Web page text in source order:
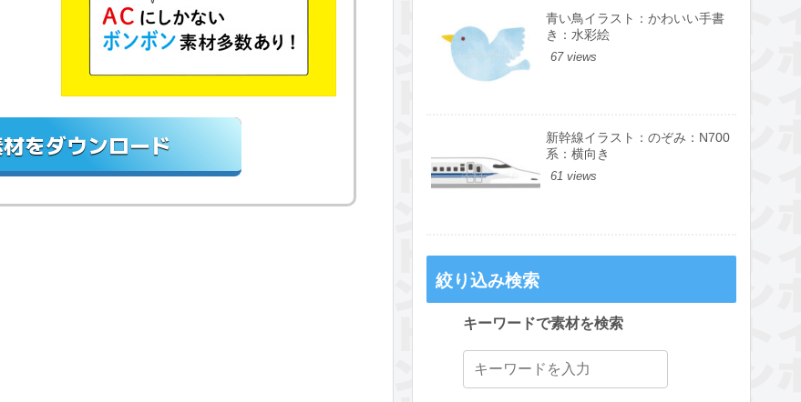
をダウンロード
青い鳥イラスト：かわいい手書
き：水彩絵
67 views
新幹線イラスト：のぞみ：N700
系：横向き
61 views
絞り込み検索
キーワードで素材を検索